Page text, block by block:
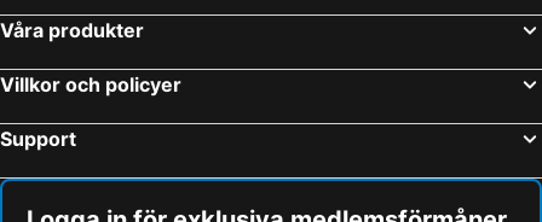
Våra produkter
Villkor och policyer
Support